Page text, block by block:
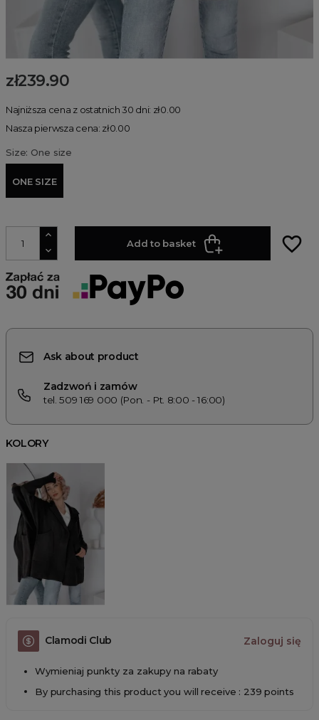
zł239.90
Najniższa cena z ostatnich 30 dni: zł0.00
Nasza pierwsza cena: zł0.00
Size: One size
ONE SIZE
Add to basket favorite_border
Ask about product
Zadzwoń i zamów
tel. 509 169 000 (Pon. - Pt. 8:00 - 16:00)
KOLORY
Clamodi Club Zaloguj się
Wymieniaj punkty za zakupy na rabaty
By purchasing this product you will receive : 239 points